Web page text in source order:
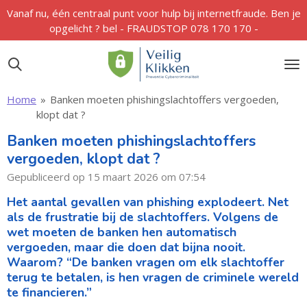
Ga
naar
de
hoofdinhoud
Vanaf nu, één centraal punt voor hulp bij internetfraude. Ben je
opgelicht ? bel - FRAUDSTOP 078 170 170 -
Home » Banken moeten phishingslachtoffers vergoeden,
klopt dat ?
Banken moeten phishingslachtoffers
vergoeden, klopt dat ?
Gepubliceerd op 15 maart 2026 om 07:54
Het aantal gevallen van phishing explodeert. Net
als de frustratie bij de slachtoffers. Volgens de
wet moeten de banken hen automatisch
vergoeden, maar die doen dat bijna nooit.
Waarom? “De banken vragen om elk slachtoffer
terug te betalen, is hen vragen de criminele wereld
te financieren.”